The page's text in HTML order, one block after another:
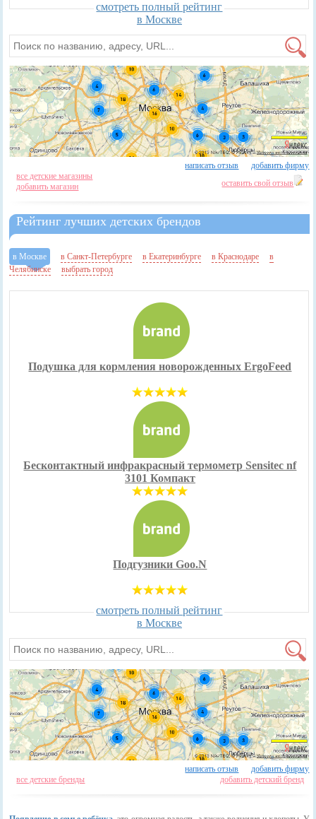
смотреть полный рейтинг
в Москве
написать отзыв
добавить фирму
все детские магазины
добавить магазин
оставить свой отзыв
Рейтинг лучших детских брендов
в Москве в Санкт-Петербурге в Екатеринбурге в Краснодаре
в
Челябинске
выбрать город
Подушка для кормления новорожденных ErgoFeed
Бесконтактный инфракрасный термометр Sensitec nf
3101 Компакт
Подгузники Goo.N
смотреть полный рейтинг
в Москве
написать отзыв
добавить фирму
все детские бренды
добавить детский бренд